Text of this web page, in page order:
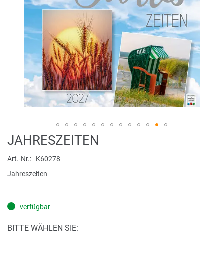
Zum
Anfang
der
Bildergalerie
JAHRESZEITEN
Art.-Nr.
K60278
Jahreszeiten
verfügbar
BITTE WÄHLEN SIE: